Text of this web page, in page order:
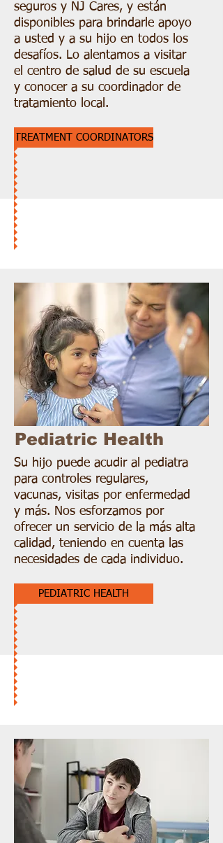
seguros y NJ Cares, y están
disponibles para brindarle apoyo
a usted y a su hijo en todos los
desafíos. Lo alentamos a visitar
el centro de salud de su escuela
y conocer a su coordinador de
tratamiento local.
TREATMENT COORDINATORS
Pediatric Health
Su hijo puede acudir al pediatra
para controles regulares,
vacunas, visitas por enfermedad
y más. Nos esforzamos por
ofrecer un servicio de la más alta
calidad, teniendo en cuenta las
necesidades de cada individuo.
PEDIATRIC HEALTH